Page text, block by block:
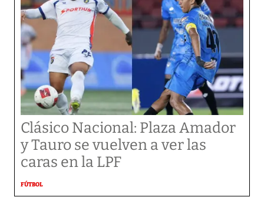
Clásico Nacional: Plaza Amador
y Tauro se vuelven a ver las
caras en la LPF
FÚTBOL